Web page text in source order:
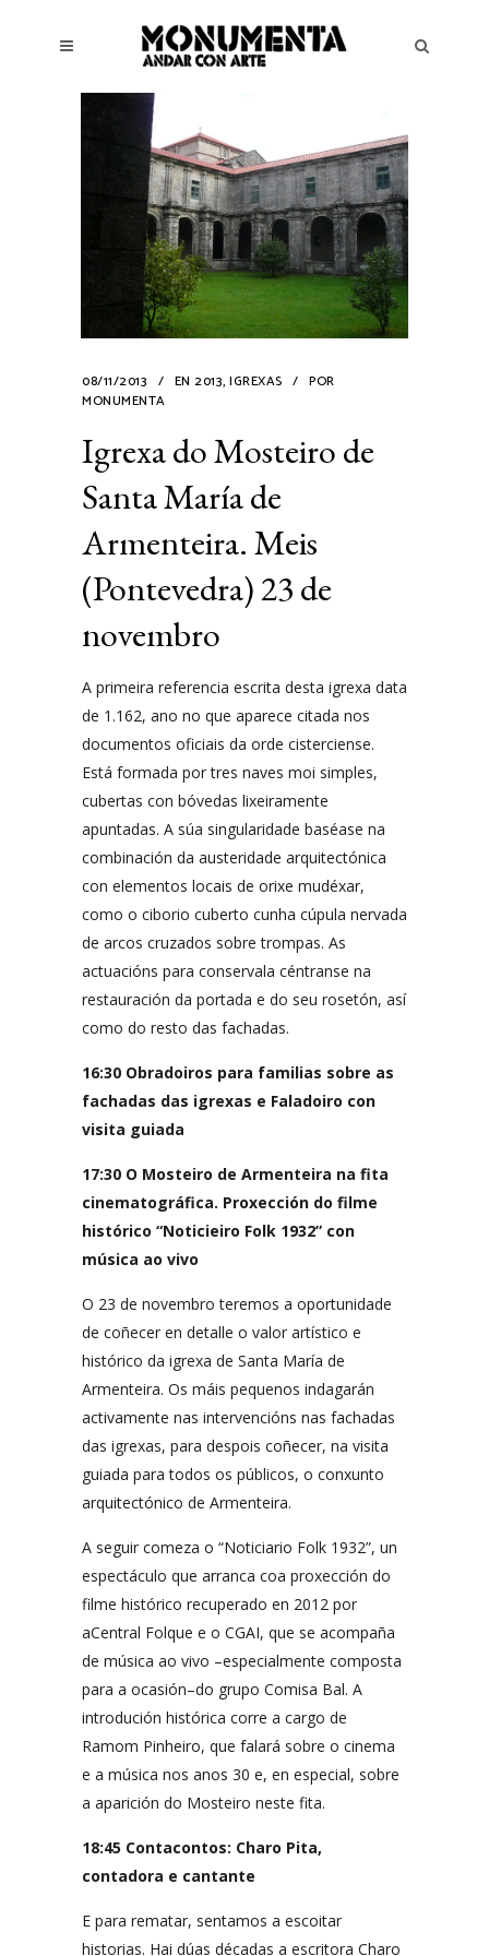
08/11/2013 EN 2013, IGREXAS
POR
MONUMENTA
Igrexa do Mosteiro de
Santa María de
Armenteira. Meis
(Pontevedra) 23 de
novembro
A primeira referencia escrita desta igrexa data
de 1.162, ano no que aparece citada nos
documentos oficiais da orde cisterciense.
Está formada por tres naves moi simples,
cubertas con bóvedas lixeiramente
apuntadas. A súa singularidade baséase na
combinación da austeridade arquitectónica
con elementos locais de orixe mudéxar,
como o ciborio cuberto cunha cúpula nervada
de arcos cruzados sobre trompas. As
actuacións para conservala céntranse na
restauración da portada e do seu rosetón, así
como do resto das fachadas.
16:30 Obradoiros para familias sobre as
fachadas das igrexas e Faladoiro con
visita guiada
17:30 O Mosteiro de Armenteira na fita
cinematográfica. Proxección do filme
histórico “Noticieiro Folk 1932” con
música ao vivo
O 23 de novembro teremos a oportunidade
de coñecer en detalle o valor artístico e
histórico da igrexa de Santa María de
Armenteira. Os máis pequenos indagarán
activamente nas intervencións nas fachadas
das igrexas, para despois coñecer, na visita
guiada para todos os públicos, o conxunto
arquitectónico de Armenteira.
A seguir comeza o “Noticiario Folk 1932”, un
espectáculo que arranca coa proxección do
filme histórico recuperado en 2012 por
aCentral Folque e o CGAI, que se acompaña
de música ao vivo –especialmente composta
para a ocasión–do grupo Comisa Bal. A
introdución histórica corre a cargo de
Ramom Pinheiro, que falará sobre o cinema
e a música nos anos 30 e, en especial, sobre
a aparición do Mosteiro neste fita.
18:45 Contacontos: Charo Pita,
contadora e cantante
E para rematar, sentamos a escoitar
historias. Hai dúas décadas a escritora Charo